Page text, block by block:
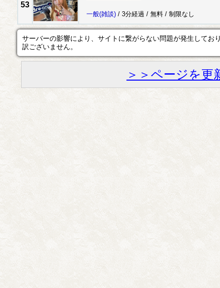
53
一般(雑談) / 3分経過 / 無料 / 制限なし
サーバーの影響により、サイトに繋がらない問題が発生してお
訳ございません。
＞＞ページを更